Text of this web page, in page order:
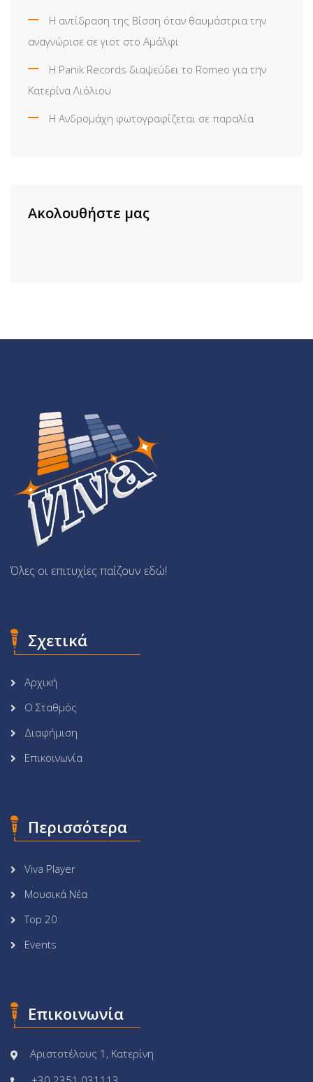
Η αντίδραση της Βίσση όταν θαυμάστρια την
αναγνώρισε σε γιοτ στο Αμάλφι
Η Panik Records διαψεύδει το Romeo για την
Κατερίνα Λιόλιου
Η Ανδρομάχη φωτογραφίζεται σε παραλία
Ακολουθήστε μας
Όλες οι επιτυχίες παίζουν εδώ!
Σχετικά
Αρχική
Ο Σταθμός
Διαφήμιση
Επικοινωνία
Περισσότερα
Viva Player
Μουσικά Νέα
Top 20
Events
Επικοινωνία
Αριστοτέλους 1, Κατερίνη